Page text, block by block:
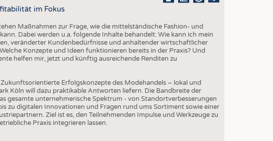
NACHHALTIGKEIT
KREISLAUFWIRTSCHAFT
TECHNISCHE TEXTILIEN
SMART TEXTILES
MEDIZIN
HAUS- UND HEIMTEXTILIEN
BEKLEIDUNG
TESTS
im Fokus
Maßnahmen zur Frage, wie die mittelständische Fashion- und
Dabei werden u.a. folgende Inhalte behandelt: Wie kann ich mein
veränderter Kundenbedürfnisse und anhaltender wirtschaftlicher
Konzepte und Ideen funktionieren bereits in der Praxis? Und
helfen mir, jetzt und künftig ausreichende Renditen zu
Erfolgskonzepte des Modehandels – lokal und
Köln will dazu praktikable Antworten liefern. Die Bandbreite der
gesamte unternehmerische Spektrum - von Standortverbesserungen
zu digitalen Innovationen und Fragen rund ums Sortiment sowie einer
Ziel ist es, den Teilnehmenden Impulse und Werkzeuge zu
Praxis integrieren lassen.